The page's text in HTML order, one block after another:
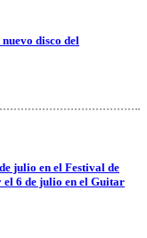
disco del
julio en el Festival de
el 6 de julio en el Guitar